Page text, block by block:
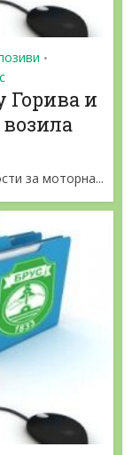
•
Горива и
за моторна...